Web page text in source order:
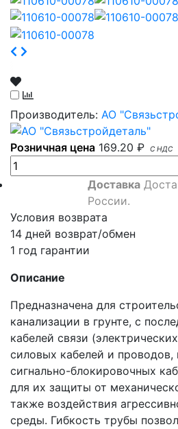
Производитель: АО
Розничная цена 169.20 ₽ С НДС
Доставка
России.
Условия возврата
14 дней возврат/обмен
1 год гарантии
Описание
Предназначена для
канализации в грунте, с
кабелей связи
силовых кабелей и проводов,
сигнально-блокировочных
для их защиты от
также воздействия
среды. Гибкость трубы